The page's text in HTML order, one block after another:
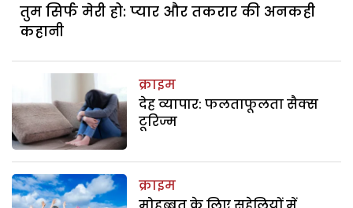
तुम सिर्फ मेरी हो: प्यार और तकरार की अनकही
कहानी
क्राइम
देह व्यापार: फलताफूलता सैक्स
टूरिज्म
क्राइम